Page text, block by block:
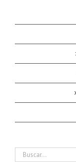
Buscar: